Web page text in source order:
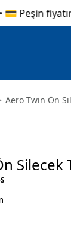
Peşin
Aero Twin Ön
Silecek